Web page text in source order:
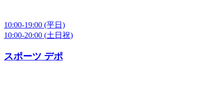
10:00-19:00 (平日)
10:00-20:00 (土日祝)
スポーツ デポ